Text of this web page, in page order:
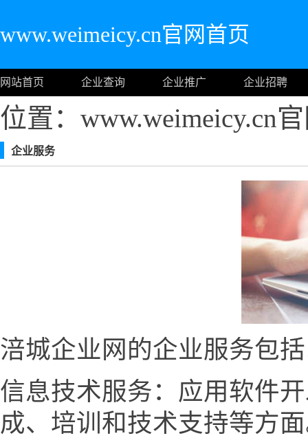
www.weimeicy.cn官网首页
网站首页 企业查询 企业推广 企业招聘
位置：www.weimeicy.cn
企业服务
涪城企业网的企业服务包
信息技术服务：应用软件
成、培训和技术支持等方